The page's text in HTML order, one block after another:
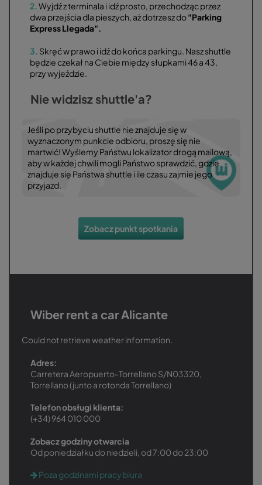
2.Wyjdź z terminala i idź prosto, przechodząc przez
dwa przejścia dla pieszych, aż dotrzesz do"Parking
Express Llegada".
3. Skręć w prawo i idź do końca parkingu. Nasz shuttle
będzie czekał na Ciebie między słupkami 46 a 43,
przy wyjeździe.
Nie widzisz shuttle'a?
Jeśli po przybyciu shuttle nie znajduje się w
wyznaczonym punkcie odbioru, proszę się nie
martwić! Wyślemy Państwu lokalizator drogą mailową,
aby w każdej chwili mogli Państwo sprawdzić, gdzie
znajduje się Państwa shuttle i ile czasu zajmie jego
przyjazd.
Zobacz punkt spotkania
Wiber rent a car Alicante
Could not retrieve weather information.
Adres:
Carretera Aeropuerto-Torrellano S/N03320,
Torrellano (junto a rotonda Torrellano)
Telefon obsługi klienta:
(+34) 964 010 000
Zobacz godziny otwarcia
Od poniedziałku do niedzieli, od 7:00 do 23:00
Poza godzinami pracy biura